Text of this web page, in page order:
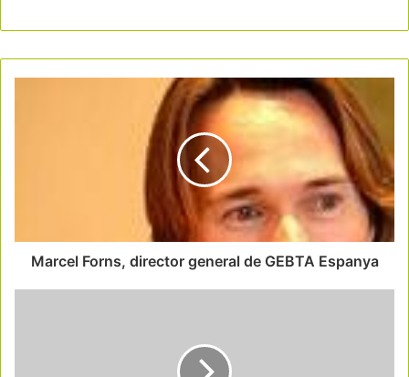
Marcel Forns, director general de GEBTA Espanya